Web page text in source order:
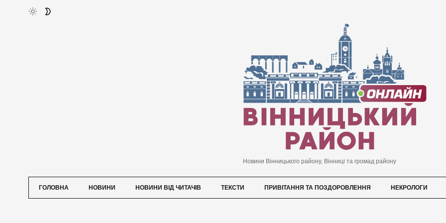
Новини Вінницького району, Вінниці та громад району
ГОЛОВНА НОВИНИ НОВИНИ ВІД ЧИТАЧІВ ТЕКСТИ ПРИВІТАННЯ ТА ПОЗДОРОВЛЕННЯ НЕКРОЛОГИ